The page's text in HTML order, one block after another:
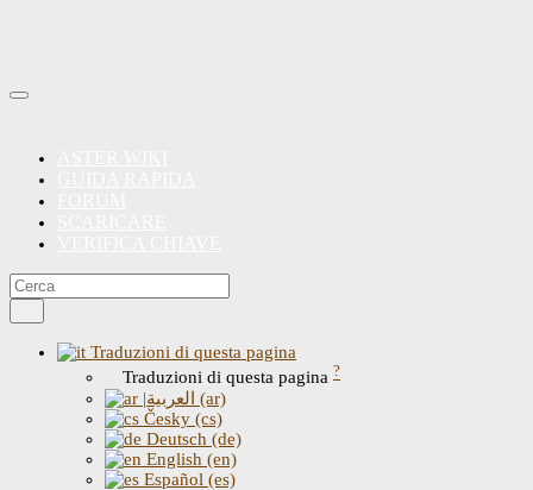
Traduzioni di questa pagina
Traduzioni di questa pagina ?
|العربية (ar)
Česky (cs)
Deutsch (de)
English (en)
Español (es)